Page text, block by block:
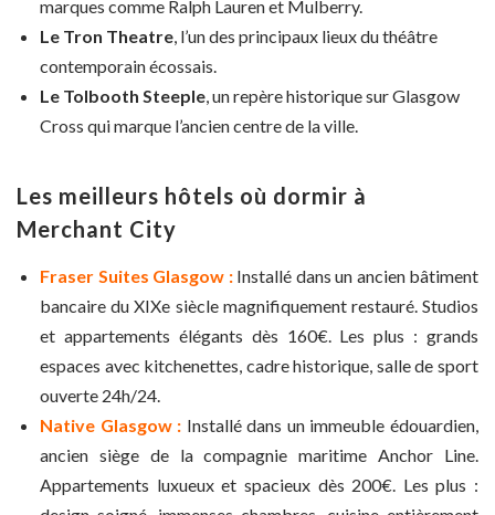
marques comme Ralph Lauren et Mulberry.
Le Tron Theatre, l’un des principaux lieux du théâtre
contemporain écossais.
Le Tolbooth Steeple, un repère historique sur Glasgow
Cross qui marque l’ancien centre de la ville.
Les meilleurs hôtels où dormir à
Merchant City
Fraser Suites Glasgow :Installé dans un ancien bâtiment
bancaire du XIXe siècle magnifiquement restauré. Studios
et appartements élégants dès 160€. Les plus : grands
espaces avec kitchenettes, cadre historique, salle de sport
ouverte 24h/24.
Native Glasgow : Installé dans un immeuble édouardien,
ancien siège de la compagnie maritime Anchor Line.
Appartements luxueux et spacieux dès 200€. Les plus :